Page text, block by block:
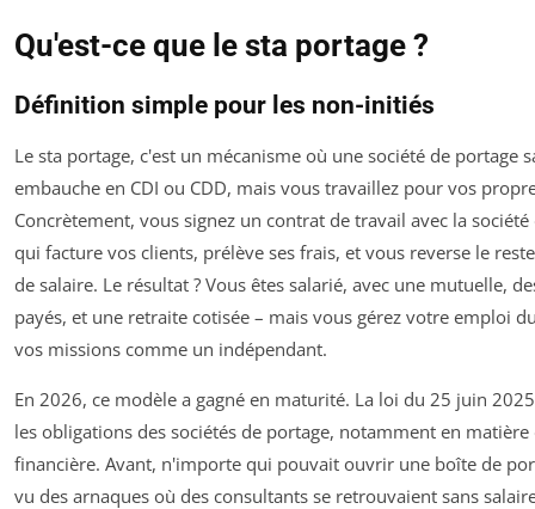
Qu'est-ce que le sta portage ?
Définition simple pour les non-initiés
Le sta portage, c'est un mécanisme où une société de portage
embauche en CDI ou CDD, mais vous travaillez pour vos
Concrètement, vous signez un contrat de travail avec la
qui facture vos clients, prélève ses frais, et vous reverse le
de salaire. Le résultat ? Vous êtes salarié, avec une mutuelle,
payés, et une retraite cotisée – mais vous gérez votre emploi
vos missions comme un indépendant.
En 2026, ce modèle a gagné en maturité. La loi du 25 juin
les obligations des sociétés de portage, notamment en matière
financière. Avant, n'importe qui pouvait ouvrir une boîte de
vu des arnaques où des consultants se retrouvaient sans